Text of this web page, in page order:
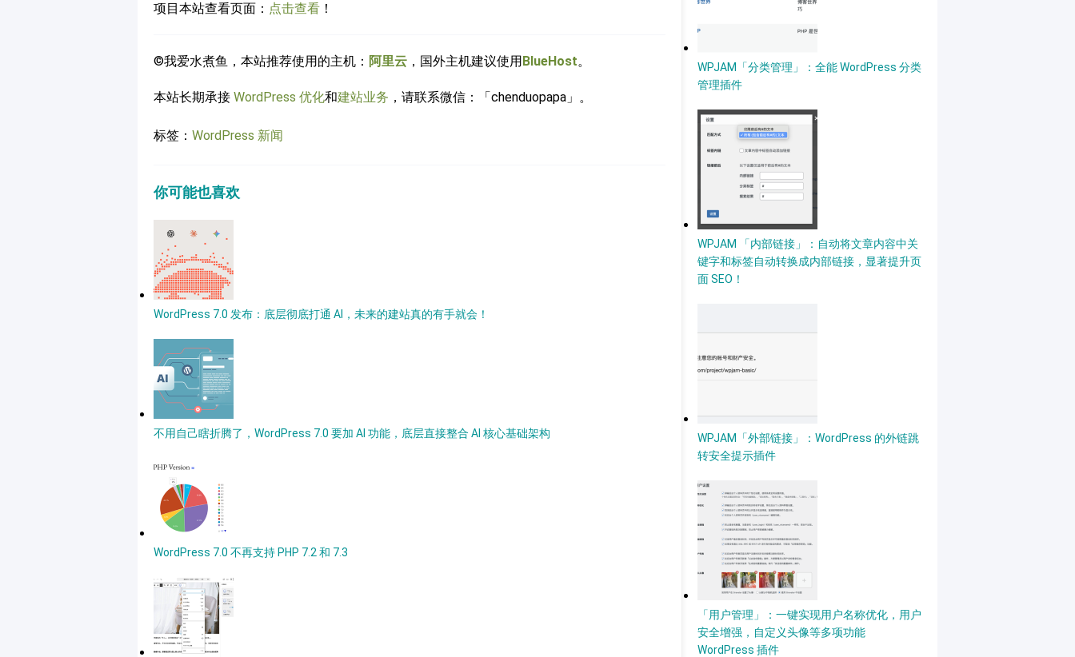
项目本站查看页面： 点击查看 ！
©我爱水煮鱼，本站推荐使用的主机： 阿里云 ，国外主机建议使用BlueHost。
本站长期承接 WordPress 优化和建站业务 ，请联系微信：「chenduopapa」。
标签： WordPress 新闻
你可能也喜欢
WordPress 7.0 发布：底层彻底打通 AI，未来的建站真的有手就会！
不用自己瞎折腾了，WordPress 7.0 要加 AI 功能，底层直接整合 AI 核心基础架构
WordPress 7.0 不再支持 PHP 7.2 和 7.3
WPJAM「分类管理」：全能 WordPress 分类
管理插件
WPJAM 「内部链接」：自动将文章内容中关
键字和标签自动转换成内部链接，显著提升页
面 SEO！
WPJAM「外部链接」：WordPress 的外链跳
转安全提示插件
「用户管理」：一键实现用户名称优化，用户
安全增强，自定义头像等多项功能
WordPress 插件